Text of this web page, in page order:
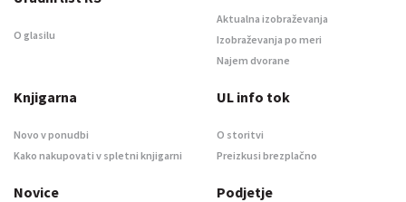
O glasilu
Aktualna izobraževanja
Izobraževanja po meri
Najem dvorane
Knjigarna
Novo v ponudbi
Kako nakupovati v spletni knjigarni
UL info tok
O storitvi
Preizkusi brezplačno
Novice Podjetje